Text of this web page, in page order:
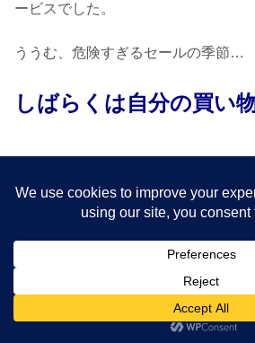
ービスでした。
ううむ、危険すぎるセールの季節…
しばらくは自分の買い
タイでショッピング
スポンサーリン